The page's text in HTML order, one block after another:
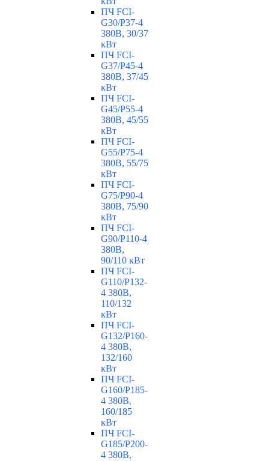
ПЧ FCI-
G30/P37-4
380В, 30/37
кВт
ПЧ FCI-
G37/P45-4
380В, 37/45
кВт
ПЧ FCI-
G45/P55-4
380В, 45/55
кВт
ПЧ FCI-
G55/P75-4
380В, 55/75
кВт
ПЧ FCI-
G75/P90-4
380В, 75/90
кВт
ПЧ FCI-
G90/P110-4
380В,
90/110 кВт
ПЧ FCI-
G110/P132-
4 380В,
110/132
кВт
ПЧ FCI-
G132/P160-
4 380В,
132/160
кВт
ПЧ FCI-
G160/P185-
4 380В,
160/185
кВт
ПЧ FCI-
G185/P200-
4 380В,